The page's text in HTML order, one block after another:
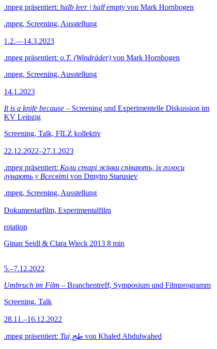
.mpeg präsentiert: halb leer | half empty von Mark Hornbogen
.mpeg, Screening, Ausstellung
1.2.—14.3.2023
.mpeg präsentiert: o.T. (Windräder) von Mark Hornbogen
.mpeg, Screening, Ausstellung
14.1.2023
It is a knife because – Screening und Experimentelle Diskussion im
KV Leipzig
Screening, Talk, FILZ kollektiv
22.12.2022–27.1.2023
.mpeg präsentiert: Коли старі жінки співають, їх голоси
лунають у Всесвіті von Dmytro Starusiev
.mpeg, Screening, Ausstellung
Dokumentarfilm, Experimentalfilm
rotation
Ginan Seidl & Clara Wieck 2013 8 min
5.–7.12.2022
Umbruch im Film – Branchentreff, Symposium und Filmprogramm
Screening, Talk
28.11.–16.12.2022
.mpeg präsentiert: Tuj طج von Khaled Abdulwahed